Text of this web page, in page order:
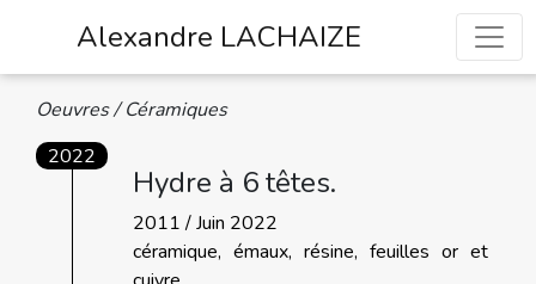
Alexandre LACHAIZE
Oeuvres / Céramiques
2022
Hydre à 6 têtes.
2011 / Juin 2022
céramique, émaux, résine, feuilles or et